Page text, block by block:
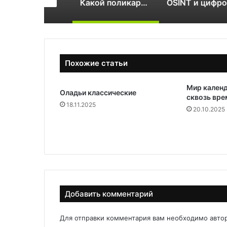
Какой поликарбонат выбрать для теплицы: 4 или 6 мм
Похожие статьи
Оладьи классические
18.11.2025
Мир
сквозь
20.10.2025
Добавить комментарий
Для отправки комментария вам необходимо